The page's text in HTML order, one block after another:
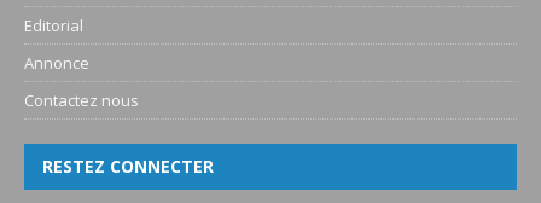
Editorial
Annonce
Contactez nous
RESTEZ CONNECTER